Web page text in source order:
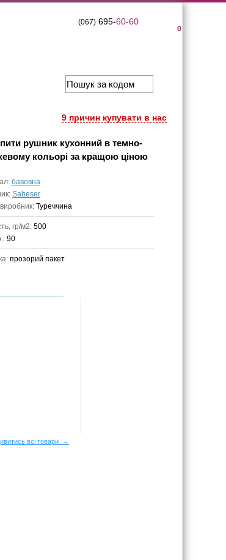
0
(067)695-60-60
9 причин купувати в нас
рушник кухонний в темно-
кольоріза кращою ціною
бавовна
Saheser
Туреччина
гр/м2: 500
90
прозорий пакет
всі товари →